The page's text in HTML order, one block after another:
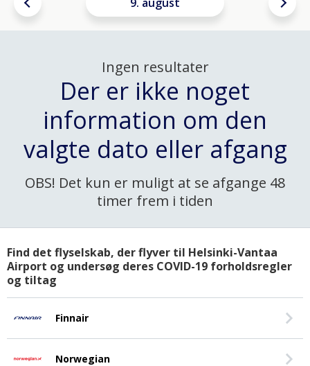
Ingen resultater
Der er ikke noget
information om den
valgte dato eller afgang
OBS! Det kun er muligt at se afgange 48
timer frem i tiden
Find det flyselskab, der flyver til Helsinki-Vantaa
Airport og undersøg deres COVID-19 forholdsregler
og tiltag
Finnair
Norwegian